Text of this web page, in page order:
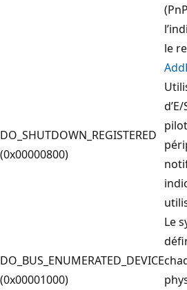
le
DO_SHUTDOWN_REGISTERED
(0x00000800)
DO_BUS_ENUMERATED_DEVICE
(0x00001000)
Le